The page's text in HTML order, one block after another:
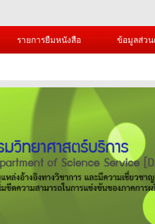
รายการยืมหนังสือ ข้อมูลส่ว